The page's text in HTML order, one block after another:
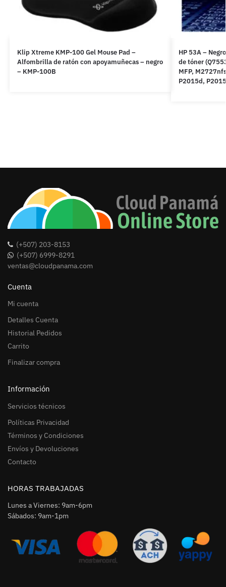
Klip Xtreme KMP-100 Gel Mouse Pad –
Alfombrilla de ratón con apoyamuñecas – negro
– KMP-100B
HP 53A –
de tóner
MFP,
P2015d,
(+507) 203-8153
(+507) 6999-8291
ventas@cloudpanama.com
Cuenta
Mi cuenta
Detalles Cuenta
Historial Pedidos
Carrito
Finalizar compra
Información
Servicios técnicos
Políticas Privacidad
Términos y Condiciones
Envíos y Devoluciones
Contacto
HORAS TRABAJADAS
Lunes a Viernes: 9am-6pm
Sábados: 9am-1pm